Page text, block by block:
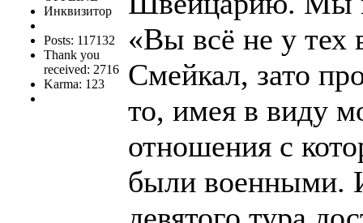
Инквизитор
Posts: 117132
Thank you
received: 2716
Karma: 123
«Вы всё не у тех
Смейкал, зато
то, имея в виду
отношения с
были военными.